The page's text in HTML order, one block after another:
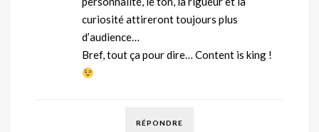
curiosité attireront toujours plus
d’audience…
Bref, tout ça pour dire… Content is king !
RÉPONDRE